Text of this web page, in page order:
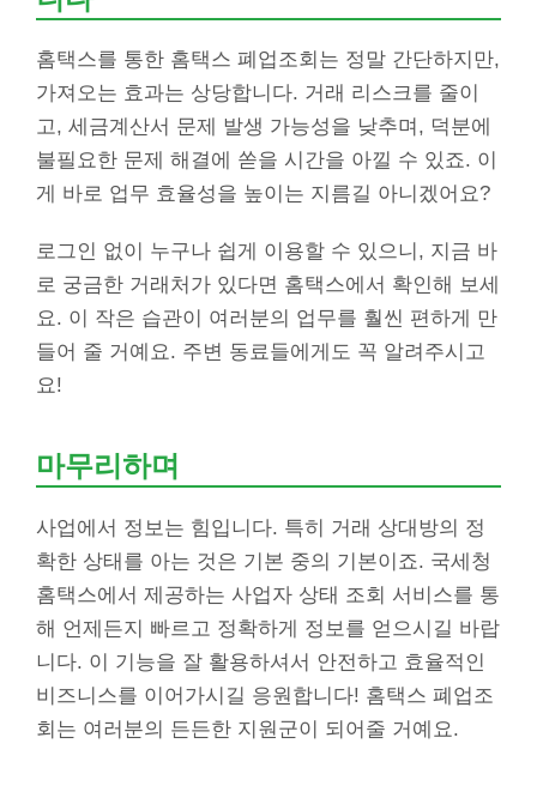
홈택스를 통한 홈택스 폐업조회는 정말 간단하지만,
가져오는 효과는 상당합니다. 거래 리스크를 줄이
고, 세금계산서 문제 발생 가능성을 낮추며, 덕분에
불필요한 문제 해결에 쏟을 시간을 아낄 수 있죠. 이
게 바로 업무 효율성을 높이는 지름길 아니겠어요?
로그인 없이 누구나 쉽게 이용할 수 있으니, 지금 바
로 궁금한 거래처가 있다면 홈택스에서 확인해 보세
요. 이 작은 습관이 여러분의 업무를 훨씬 편하게 만
들어 줄 거예요. 주변 동료들에게도 꼭 알려주시고
요!
마무리하며
사업에서 정보는 힘입니다. 특히 거래 상대방의 정
확한 상태를 아는 것은 기본 중의 기본이죠. 국세청
홈택스에서 제공하는 사업자 상태 조회 서비스를 통
해 언제든지 빠르고 정확하게 정보를 얻으시길 바랍
니다. 이 기능을 잘 활용하셔서 안전하고 효율적인
비즈니스를 이어가시길 응원합니다! 홈택스 폐업조
회는 여러분의 든든한 지원군이 되어줄 거예요.